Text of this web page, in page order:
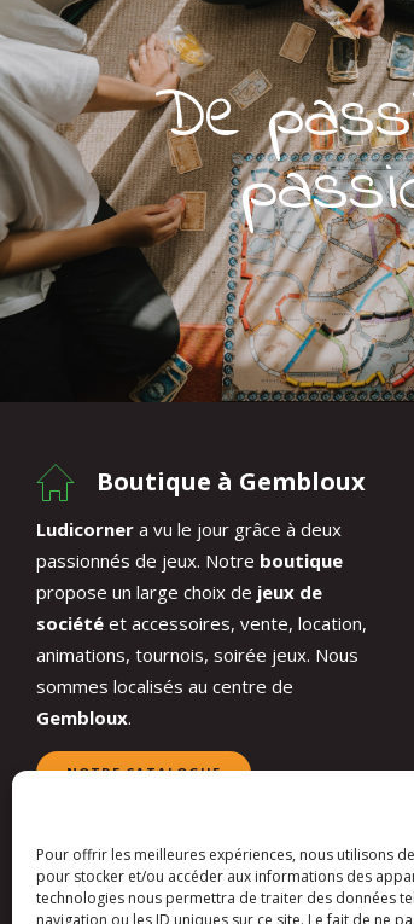
Pour offrir les meilleures expériences, nous utilisons
pour stocker et/ou accéder aux informations des
technologies nous permettra de traiter des données
navigation ou les ID uniques sur ce site. Le fait de ne
De
Boutique à Gembloux
Ludicorner a vu le jour grâce à deux
passionnés de jeux. Notre boutique
propose un large choix de jeux de
société et accessoires, vente, location,
animations, tournois, soirée jeux. Nous
sommes localisés au centre de
Gembloux.
NOTRE CATALOGUE